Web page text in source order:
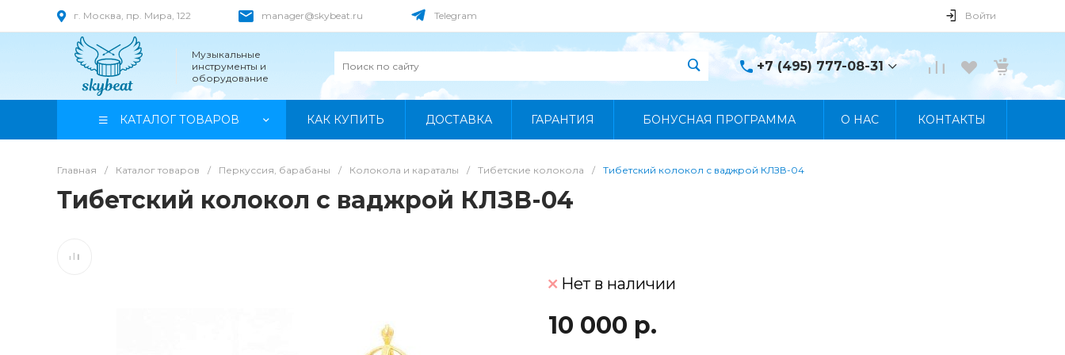
г. Москва, пр. Мира, 122 manager@skybeat.ru Telegram Войти
Музыкальные
инструменты и
оборудование
+7 (495) 777-08-31
+7 (495) 777-08-31
Выходной
КАТАЛОГ ТОВАРОВ КАК КУПИТЬ ДОСТАВКА ГАРАНТИЯ БОНУСНАЯ ПРОГРАММА О НАС КОНТАКТЫ
Главная / Каталог товаров / Перкуссия, барабаны / Колокола и караталы / Тибетские колокола / Тибетский колокол с ваджрой КЛЗВ-04
Тибетский колокол с ваджрой КЛЗВ-04
Нет в наличии
10 000 р.